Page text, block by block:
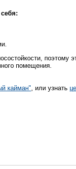
помещения.
кайман", или узнать